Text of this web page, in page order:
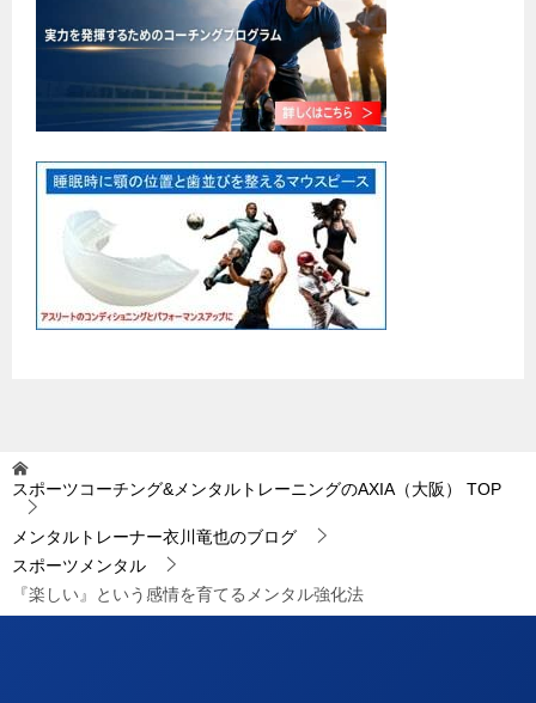
スポーツコーチング&メンタルトレーニングのAXIA（大阪） TOP
メンタルトレーナー衣川竜也のブログ
スポーツメンタル
『楽しい』という感情を育てるメンタル強化法